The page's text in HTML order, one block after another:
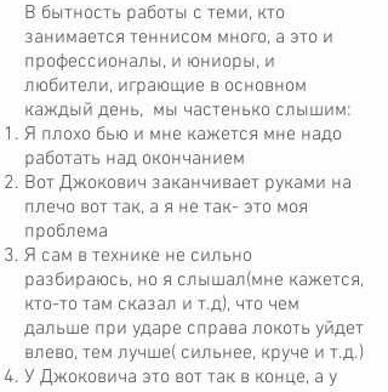
В бытность работы с теми, кто
занимается теннисом много, а это и
профессионалы, и юниоры, и
любители, играющие в основном
каждый день, мы частенько слышим:
Я плохо бью и мне кажется мне надо
работать над окончанием
Вот Джокович заканчивает руками на
плечо вот так, а я не так- это моя
проблема
Я сам в технике не сильно
разбираюсь, но я слышал(мне кажется,
кто-то там сказал и т.д), что чем
дальше при ударе справа локоть уйдет
влево, тем лучше( сильнее, круче и т.д.)
У Джоковича это вот так в конце, а у